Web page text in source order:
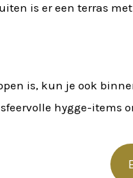
is er een terras
is, kun je ook
sfeervolle hygge-items